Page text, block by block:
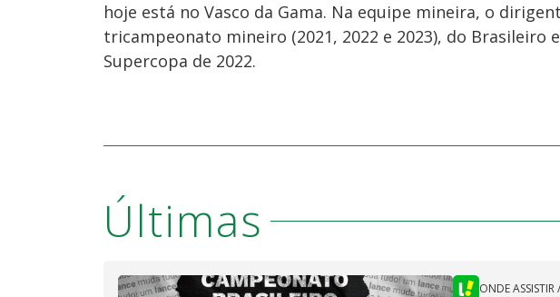
hoje está no Vasco da Gama. Na equipe mineira, o
tricampeonato mineiro (2021, 2022 e 2023), do Brasileiro
Supercopa de 2022.
Últimas
ONDE ASSISTIR/